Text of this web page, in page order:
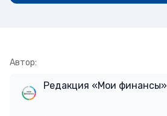
Автор:
Редакция «Мои финансы»